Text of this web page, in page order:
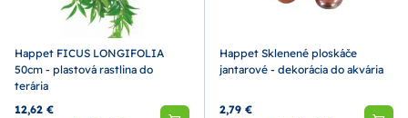
Happet FICUS LONGIFOLIA
50cm - plastová rastlina do
terária
12,62 €
Happet Sklenené ploskáče
jantarové - dekorácia do akvária
2,79 €